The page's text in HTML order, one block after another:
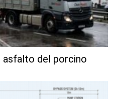
asfalto del porcino